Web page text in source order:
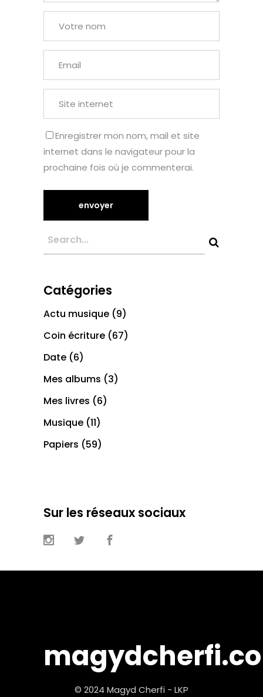
Enregistrer mon nom, mail et site
internet dans le navigateur pour la
prochaine fois où je commenterai.
Catégories
Actu musique (9)
Coin écriture (67)
Date (6)
Mes albums (3)
Mes livres (6)
Musique (11)
Papiers (59)
Sur les réseaux sociaux
© 2024 Magyd Cherfi - LKP